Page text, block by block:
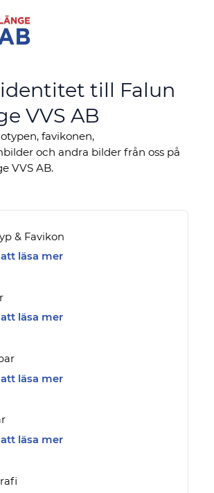
till Falun
VVS AB
favikonen,
och andra bilder från oss på
VVS AB.
& Favikon
läsa mer
läsa mer
läsa mer
läsa mer